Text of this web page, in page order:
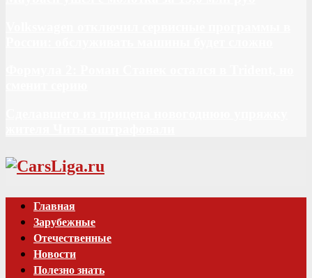
Vk
Главная
Зарубежные
Отечественные
Новости
Полезно знать